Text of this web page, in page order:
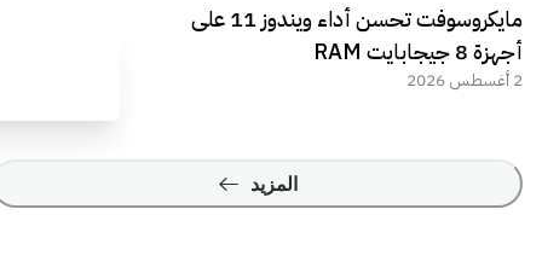
مايكروسوفت تحسن أداء ويندوز 11 على
أجهزة 8 جيجابايت RAM
2 أغسطس 2026
المزيد